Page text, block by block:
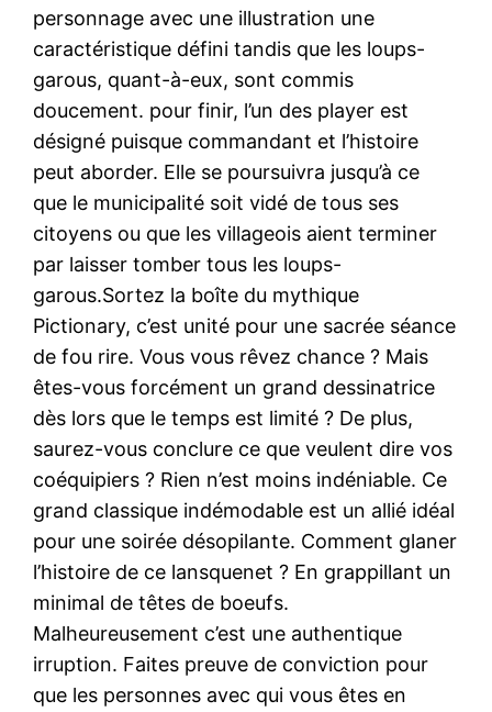
personnage avec une illustration une
caractéristique défini tandis que les loups-
garous, quant-à-eux, sont commis
doucement. pour finir, l’un des player est
désigné puisque commandant et l’histoire
peut aborder. Elle se poursuivra jusqu’à ce
que le municipalité soit vidé de tous ses
citoyens ou que les villageois aient terminer
par laisser tomber tous les loups-
garous.Sortez la boîte du mythique
Pictionary, c’est unité pour une sacrée séance
de fou rire. Vous vous rêvez chance ? Mais
êtes-vous forcément un grand dessinatrice
dès lors que le temps est limité ? De plus,
saurez-vous conclure ce que veulent dire vos
coéquipiers ? Rien n’est moins indéniable. Ce
grand classique indémodable est un allié idéal
pour une soirée désopilante. Comment glaner
l’histoire de ce lansquenet ? En grappillant un
minimal de têtes de boeufs.
Malheureusement c’est une authentique
irruption. Faites preuve de conviction pour
que les personnes avec qui vous êtes en